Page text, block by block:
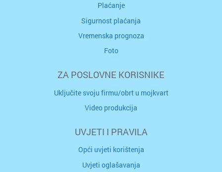
Plaćanje
Sigurnost plaćanja
Vremenska prognoza
Foto
ZA POSLOVNE KORISNIKE
Uključite svoju firmu/obrt u mojkvart
Video produkcija
UVJETI I PRAVILA
Opći uvjeti korištenja
Uvjeti oglašavanja